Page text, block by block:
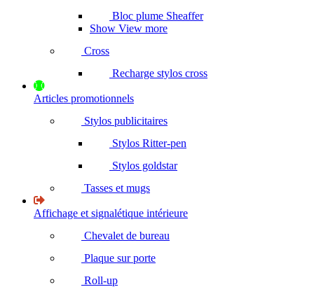
Bloc plume Sheaffer
Show View more
Cross
Recharge stylos cross
Articles promotionnels
Stylos publicitaires
Stylos Ritter-pen
Stylos goldstar
Tasses et mugs
Affichage et signalétique intérieure
Chevalet de bureau
Plaque sur porte
Roll-up